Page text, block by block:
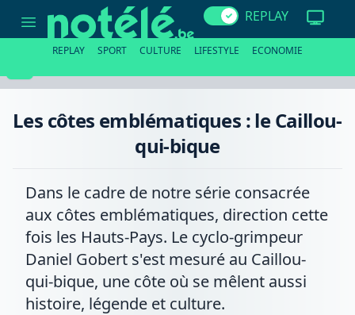
côtes
emblématiques
qui-
REPLAY
REPLAY SPORT CULTURE LIFESTYLE ECONOMIE
Les côtes emblématiques : le Caillou-
qui-bique
Dans le cadre de notre série consacrée
aux côtes emblématiques, direction cette
fois les Hauts-Pays. Le cyclo-grimpeur
Daniel Gobert s'est mesuré au Caillou-
qui-bique, une côte où se mêlent aussi
histoire, légende et culture.